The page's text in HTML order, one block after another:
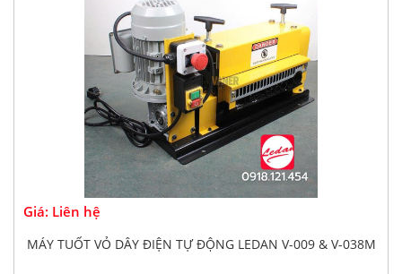
Giá: Liên hệ
MÁY TUỐT VỎ DÂY ĐIỆN TỰ ĐỘNG LEDAN V-009 & V-038M